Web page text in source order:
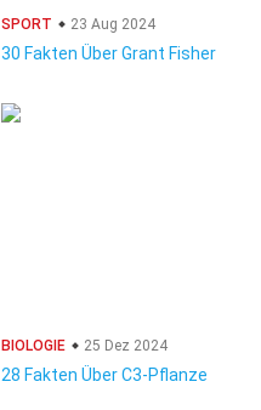
SPORT 23 Aug 2024
30 Fakten Über Grant Fisher
BIOLOGIE 25 Dez 2024
28 Fakten Über C3-Pflanze